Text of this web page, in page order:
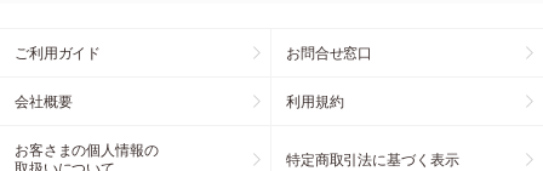
ご利用ガイド お問合せ窓口
会社概要 利用規約
お客さまの個人情報の
特定商取引法に基づく表示